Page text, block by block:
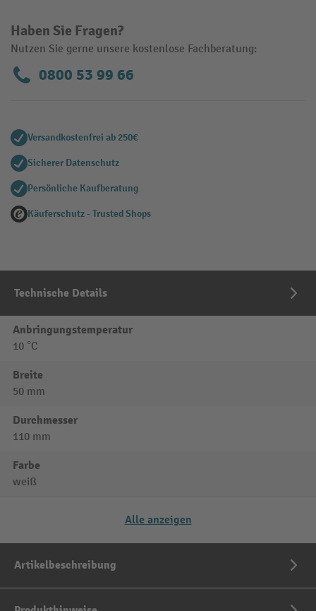
Haben Sie Fragen?
Nutzen Sie gerne unsere kostenlose Fachberatung:
0800 53 99 66
Versandkostenfrei ab 250€
Sicherer Datenschutz
Persönliche Kaufberatung
Käuferschutz - Trusted Shops
Technische Details
Anbringungstemperatur
10 °C
Breite
50 mm
Durchmesser
110 mm
Farbe
weiß
Alle anzeigen
Artikelbeschreibung